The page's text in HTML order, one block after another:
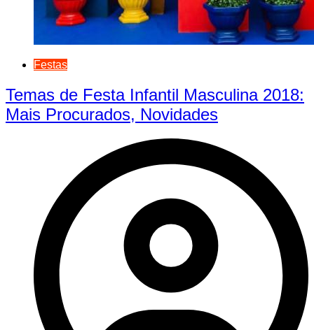
Festas
Temas de Festa Infantil Masculina 2018:
Mais Procurados, Novidades